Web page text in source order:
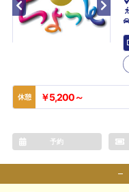
休憩 ￥5,200～
予約